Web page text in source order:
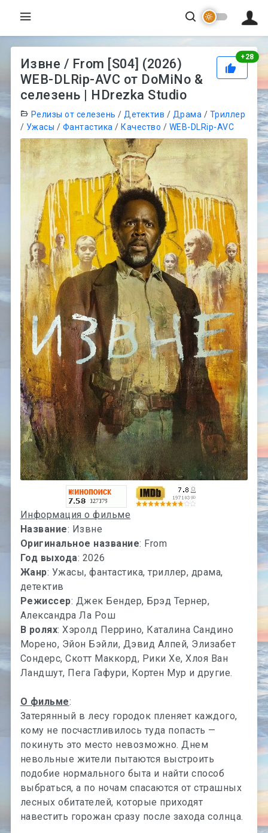
+28
Извне / From [S04] (2026)
WEB-DLRip-AVC от DoMiNo &
селезень | HDrezka Studio
Релизы от селезень / Детектив / Драма / Триллер
/ Ужасы / Фантастика /Качество / WEB-DLRip-AVC
Информация о фильме
Название: Извне
Оригинальное название: From
Год выхода: 2026
Жанр: Ужасы, фантастика, триллер, драма,
детектив
Режиссер: Джек Бендер, Брэд Тернер,
Александра Ла Рош
В ролях: Хэролд Перрино, Каталина Сандино
Морено, Эйон Бэйли, Дэвид Алпей, Элизабет
Сондерс, Скотт Маккорд, Рики Хе, Хлоя Ван
Ландшут, Пега Гафури, Кортен Мур и другие.
О фильме:
Затерянный в лесу городок пленяет каждого,
кому не посчастливилось туда попасть —
покинуть это место невозможно. Днем
невольные жители пытаются выстроить
подобие нормального быта и найти способ
выбраться, а по ночам спасаются от страшных
лесных обитателей, которые приходят
навестить горожан сразу после захода солнца.